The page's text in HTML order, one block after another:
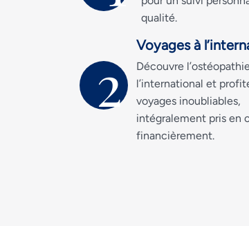
qualité.
2
Voyages à
Découvre
l’international et
voyages inoubliables,
intégralement pris en
financièrement.